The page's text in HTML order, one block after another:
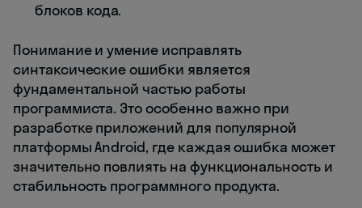
блоков кода.
Понимание и умение исправлять
синтаксические ошибки является
фундаментальной частью работы
программиста. Это особенно важно при
разработке приложений для популярной
платформы Android, где каждая ошибка может
значительно повлиять на функциональность и
стабильность программного продукта.